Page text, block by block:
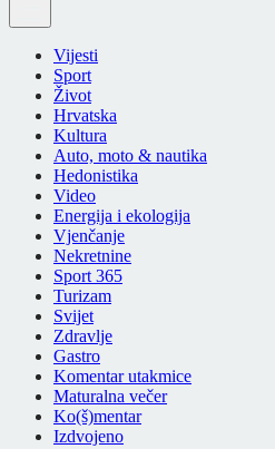
Vijesti
Sport
Život
Hrvatska
Kultura
Auto, moto & nautika
Hedonistika
Video
Energija i ekologija
Vjenčanje
Nekretnine
Sport 365
Turizam
Svijet
Zdravlje
Gastro
Komentar utakmice
Maturalna večer
Ko(š)mentar
Izdvojeno